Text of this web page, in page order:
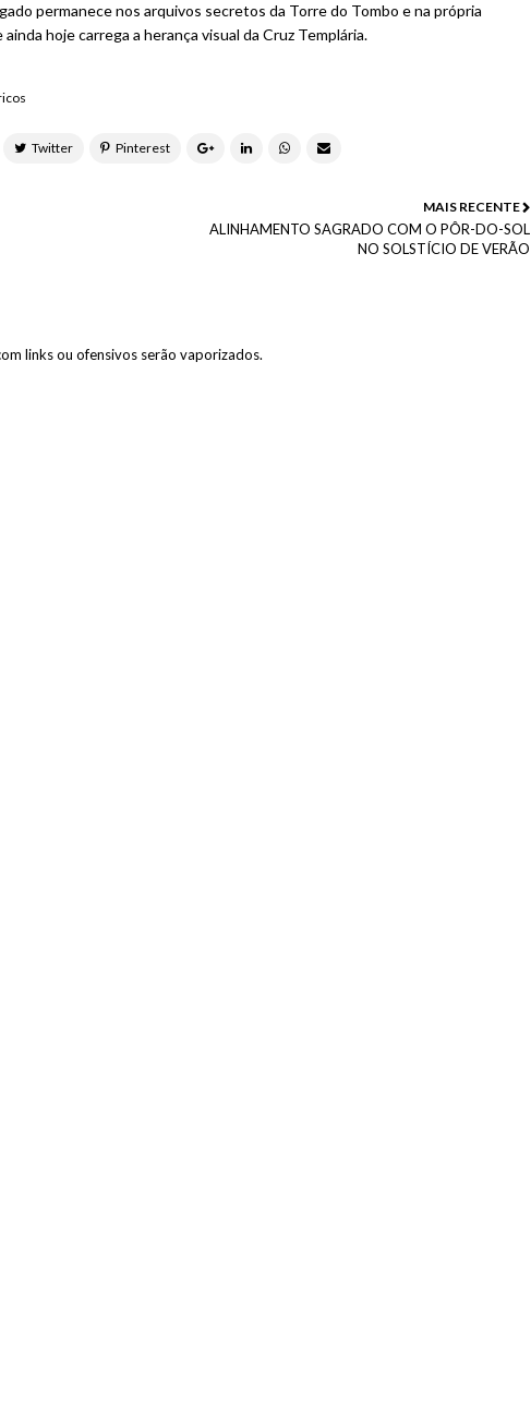
permanece nos arquivos secretos da Torre do Tombo e na própria
hoje carrega a herança visual da Cruz Templária.
MAIS RECENTE
ALINHAMENTO SAGRADO COM O PÔR-DO-SOL
NO SOLSTÍCIO DE VERÃO
links ou ofensivos serão vaporizados.